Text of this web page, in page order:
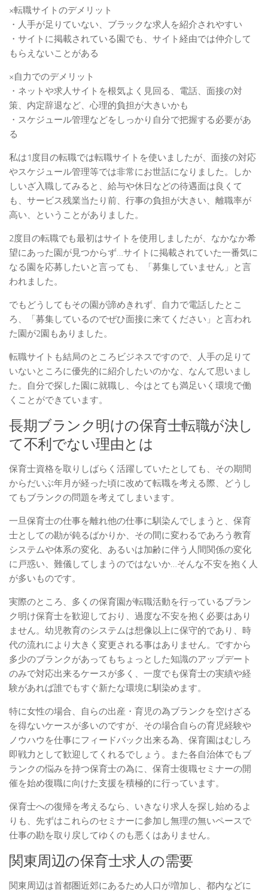
×転職サイトのデメリット
・人手が足りていない、ブラックな求人を紹介されやすい
・サイトに掲載されている園でも、サイト経由では仲介して
もらえないことがある
×自力でのデメリット
・ネットや求人サイトを根気よく見回る、電話、面接の対
策、内定辞退など、心理的負担が大きいかも
・スケジュール管理などをしっかり自分で把握する必要があ
る
私は1度目の転職では転職サイトを使いましたが、面接の対応
やスケジュール管理等では非常にお世話になりました。しか
しいざ入職してみると、給与や休日などの待遇面は良くて
も、サービス残業当たり前、行事の負担が大きい、離職率が
高い、ということがありました。
2度目の転職でも最初はサイトを使用しましたが、なかなか希
望にあった園が見つからず…サイトに掲載されていた一番気に
なる園を応募したいと言っても、「募集していません」と言
われました。
でもどうしてもその園が諦めきれず、自力で電話したとこ
ろ、「募集しているのでぜひ面接に来てください」と言われ
た園が2園もありました。
転職サイトも結局のところビジネスですので、人手の足りて
いないところに優先的に紹介したいのかな、なんて思いまし
た。自分で探した園に就職し、今はとても満足いく環境で働
くことができています。
長期ブランク明けの保育士転職が決し
て不利でない理由とは
保育士資格を取りしばらく活躍していたとしても、その期間
からだいぶ年月が経った頃に改めて転職を考える際、どうし
てもブランクの問題を考えてしまいます。
一旦保育士の仕事を離れ他の仕事に馴染んでしまうと、保育
士としての勘が鈍るばかりか、その間に変わるであろう教育
システムや体系の変化、あるいは加齢に伴う人間関係の変化
に戸惑い、難儀してしまうのではないか…そんな不安を抱く人
が多いものです。
実際のところ、多くの保育園が転職活動を行っているブラン
ク明け保育士を歓迎しており、過度な不安を抱く必要はあり
ません。幼児教育のシステムは想像以上に保守的であり、時
代の流れにより大きく変更される事はありません。ですから
多少のブランクがあってもちょっとした知識のアップデート
のみで対応出来るケースが多く、一度でも保育士の実績や経
験があれば誰でもすぐ新たな環境に馴染めます。
特に女性の場合、自らの出産・育児の為ブランクを空けざる
を得ないケースが多いのですが、その場合自らの育児経験や
ノウハウを仕事にフィードバック出来る為、保育園はむしろ
即戦力として歓迎してくれるでしょう。また各自治体でもブ
ランクの悩みを持つ保育士の為に、保育士復職セミナーの開
催を始め復職に向けた支援を積極的に行っています。
保育士への復帰を考えるなら、いきなり求人を探し始めるよ
りも、先ずはこれらのセミナーに参加し無理の無いペースで
仕事の勘を取り戻してゆくのも悪くはありません。
関東周辺の保育士求人の需要
関東周辺は首都圏近郊にあるため人口が増加し、都内などに